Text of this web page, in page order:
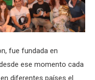
fue fundada en
ese momento cada
diferentes países el